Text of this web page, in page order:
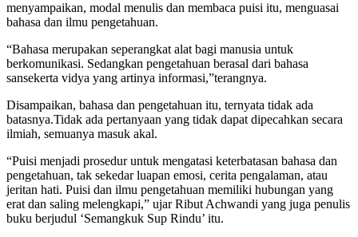
menyampaikan, modal menulis dan membaca puisi itu, menguasai
bahasa dan ilmu pengetahuan.
“Bahasa merupakan seperangkat alat bagi manusia untuk
berkomunikasi. Sedangkan pengetahuan berasal dari bahasa
sansekerta vidya yang artinya informasi,”terangnya.
Disampaikan, bahasa dan pengetahuan itu, ternyata tidak ada
batasnya.Tidak ada pertanyaan yang tidak dapat dipecahkan secara
ilmiah, semuanya masuk akal.
“Puisi menjadi prosedur untuk mengatasi keterbatasan bahasa dan
pengetahuan, tak sekedar luapan emosi, cerita pengalaman, atau
jeritan hati. Puisi dan ilmu pengetahuan memiliki hubungan yang
erat dan saling melengkapi,” ujar Ribut Achwandi yang juga penulis
buku berjudul ‘Semangkuk Sup Rindu’ itu.